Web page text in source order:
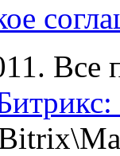
Все